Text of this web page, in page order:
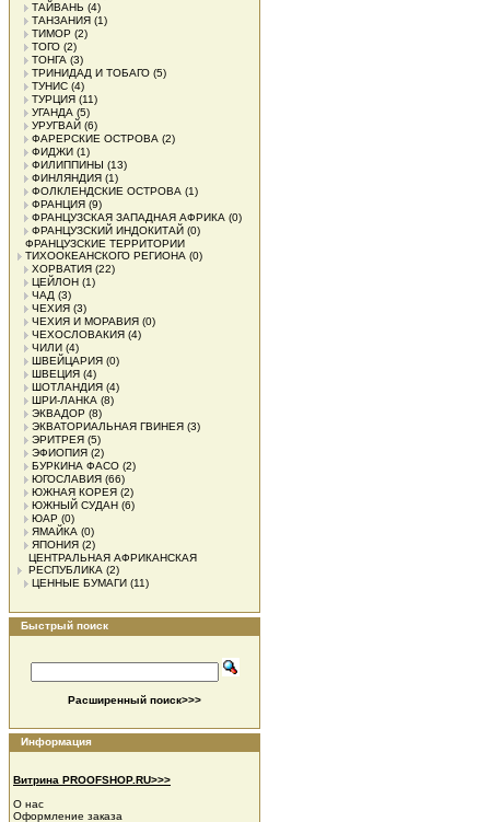
ТАЙВАНЬ (4)
ТАНЗАНИЯ (1)
ТИМОР (2)
ТОГО (2)
ТОНГА (3)
ТРИНИДАД И ТОБАГО (5)
ТУНИС (4)
ТУРЦИЯ (11)
УГАНДА (5)
УРУГВАЙ (6)
ФАРЕРСКИЕ ОСТРОВА (2)
ФИДЖИ (1)
ФИЛИППИНЫ (13)
ФИНЛЯНДИЯ (1)
ФОЛКЛЕНДСКИЕ ОСТРОВА (1)
ФРАНЦИЯ (9)
ФРАНЦУЗСКАЯ ЗАПАДНАЯ АФРИКА (0)
ФРАНЦУЗСКИЙ ИНДОКИТАЙ (0)
ФРАНЦУЗСКИЕ ТЕРРИТОРИИ
ТИХООКЕАНСКОГО РЕГИОНА (0)
ХОРВАТИЯ (22)
ЦЕЙЛОН (1)
ЧАД (3)
ЧЕХИЯ (3)
ЧЕХИЯ И МОРАВИЯ (0)
ЧЕХОСЛОВАКИЯ (4)
ЧИЛИ (4)
ШВЕЙЦАРИЯ (0)
ШВЕЦИЯ (4)
ШОТЛАНДИЯ (4)
ШРИ-ЛАНКА (8)
ЭКВАДОР (8)
ЭКВАТОРИАЛЬНАЯ ГВИНЕЯ (3)
ЭРИТРЕЯ (5)
ЭФИОПИЯ (2)
БУРКИНА ФАСО (2)
ЮГОСЛАВИЯ (66)
ЮЖНАЯ КОРЕЯ (2)
ЮЖНЫЙ СУДАН (6)
ЮАР (0)
ЯМАЙКА (0)
ЯПОНИЯ (2)
ЦЕНТРАЛЬНАЯ АФРИКАНСКАЯ
РЕСПУБЛИКА (2)
ЦЕННЫЕ БУМАГИ (11)
Быстрый поиск
Расширенный поиск>>>
Информация
Витрина PROOFSHOP.RU>>>
О нас
Оформление заказа